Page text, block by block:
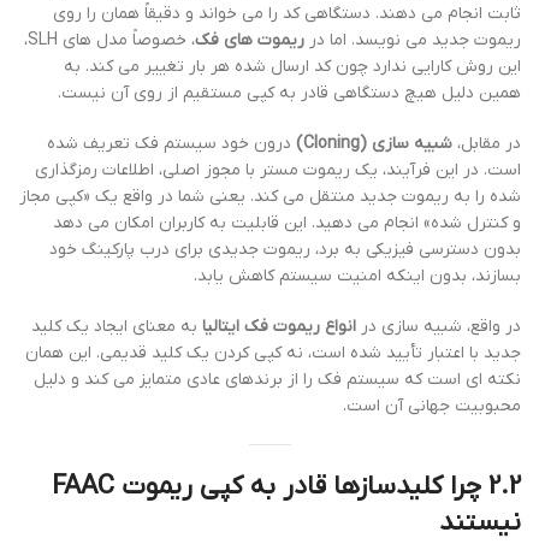
ثابت انجام می دهند. دستگاهی کد را می خواند و دقیقاً همان را روی
ریموت جدید می نویسد. اما در ریموت های فک
، خصوصاً مدل های SLH،
این روش کارایی ندارد چون کد ارسال شده هر بار تغییر می کند. به
همین دلیل هیچ دستگاهی قادر به کپی مستقیم از روی آن نیست.
در مقابل، شبیه سازی (Cloning)
درون خود سیستم فک تعریف شده
است. در این فرآیند، یک ریموت مستر با مجوز اصلی، اطلاعات رمزگذاری
شده را به ریموت جدید منتقل می کند. یعنی شما در واقع یک «کپی مجاز
و کنترل شده» انجام می دهید. این قابلیت به کاربران امکان می دهد
بدون دسترسی فیزیکی به برد، ریموت جدیدی برای درب پارکینگ خود
بسازند، بدون اینکه امنیت سیستم کاهش یابد.
در واقع، شبیه سازی در انواع ریموت فک ایتالیا به معنای ایجاد یک کلید
جدید با اعتبار تأیید شده است، نه کپی کردن یک کلید قدیمی. این همان
نکته ای است که سیستم فک را از برندهای عادی متمایز می کند و دلیل
محبوبیت جهانی آن است.
2.2 چرا کلیدسازها قادر به کپی ریموت FAAC
نیستند